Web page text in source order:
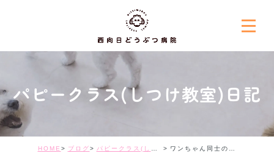
パピークラス(しつけ教室)日記
HOME ブログ パピークラス(しつけ教室)日記 ワンちゃん同士の遊び